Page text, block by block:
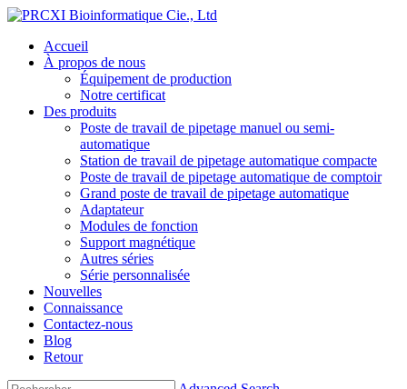
Accueil
À propos de nous
Équipement de production
Notre certificat
Des produits
Poste de travail de pipetage manuel ou semi-
automatique
Station de travail de pipetage automatique compacte
Poste de travail de pipetage automatique de comptoir
Grand poste de travail de pipetage automatique
Adaptateur
Modules de fonction
Support magnétique
Autres séries
Série personnalisée
Nouvelles
Connaissance
Contactez-nous
Blog
Retour